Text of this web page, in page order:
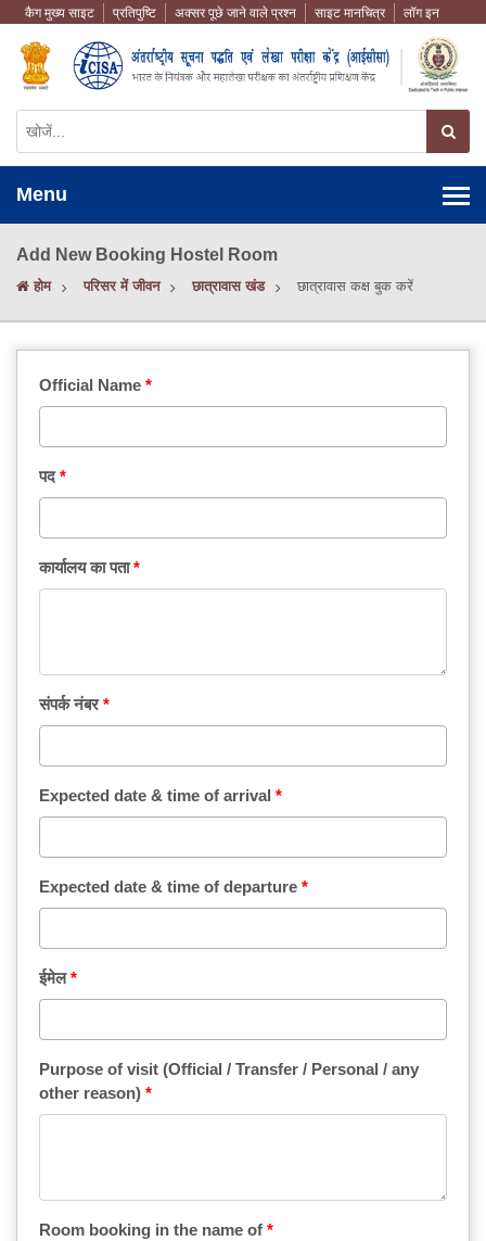
कैग मुख्य साइट प्रतिपुष्टि अक्सर पूछे जाने वाले प्रश्न साइट मानचित्र लॉग इन
Menu
Add New Booking Hostel Room
होम परिसर में जीवन छात्रावास खंड छात्रावास कक्ष बुक करें
Official Name
पद
कार्यालय का पता
संपर्क नंबर
Expected date & time of arrival
Expected date & time of departure
ईमेल
Purpose of visit (Official / Transfer / Personal / any
other reason)
Room booking in the name of